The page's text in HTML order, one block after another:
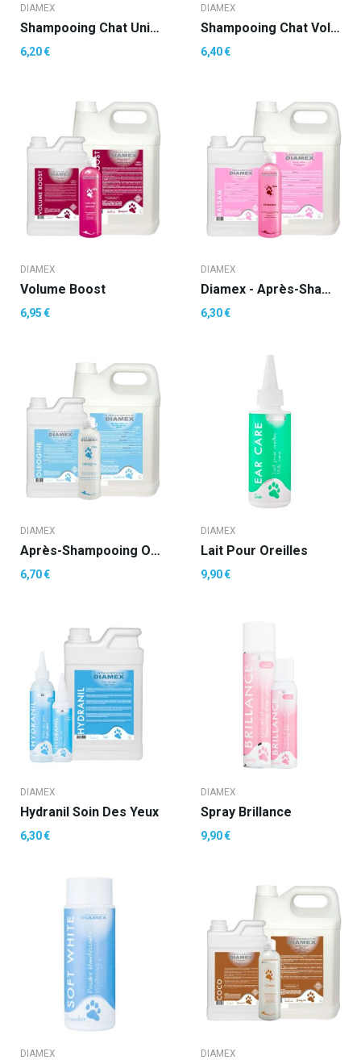
DIAMEX
Shampooing Chat Universel
6,20 €
DIAMEX
Shampooing Chat Volume
6,40 €
DIAMEX
Volume Boost
6,95 €
DIAMEX
Diamex - Après-Shampooing Balsam
6,30 €
DIAMEX
Après-Shampooing Oléogine
6,70 €
DIAMEX
Lait Pour Oreilles
9,90 €
DIAMEX
Hydranil Soin Des Yeux
6,30 €
DIAMEX
Spray Brillance
9,90 €
DIAMEX DIAMEX